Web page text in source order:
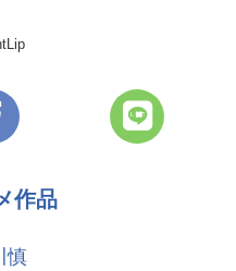
作品
慎